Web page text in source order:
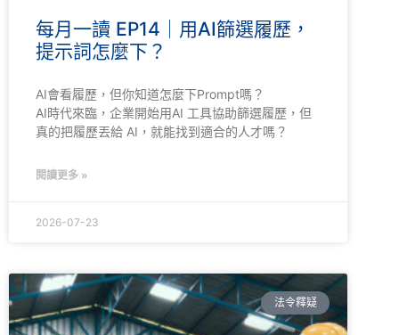
每月一讀 EP14｜用AI篩選履歷，
提示詞怎麼下？
AI會看履歷，但你知道怎麼下Prompt嗎？
AI時代來臨，企業開始用AI 工具協助篩選履歷，但
真的把履歷丟給 AI，就能找到適合的人才嗎？
閱讀更多 »
2026-07-23
法令釋疑